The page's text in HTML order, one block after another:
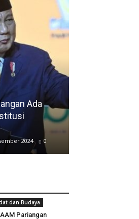
Ada
2024 0
dan Budaya
Pariangan